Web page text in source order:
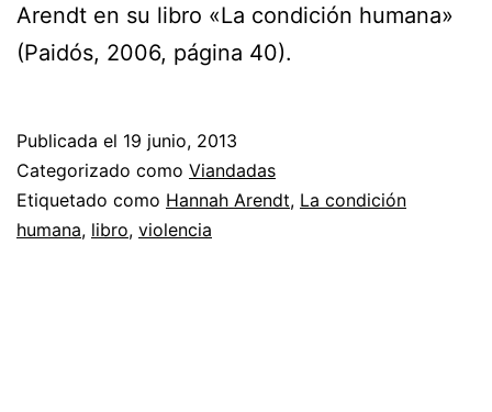
Arendt en su libro «La condición humana»
(Paidós, 2006, página 40).
Publicada el 19 junio, 2013
Categorizado como Viandadas
Etiquetado como Hannah Arendt, La condición
humana, libro, violencia